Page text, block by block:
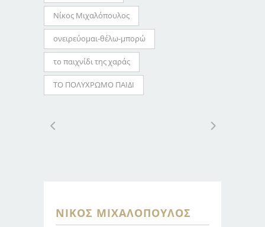
Νίκος Μιχαλόπουλος
ονειρεύομαι-θέλω-μπορώ
το παιχνίδι της χαράς
ΤΟ ΠΟΛΥΧΡΩΜΟ ΠΑΙΔΙ
ΝΊΚΟΣ ΜΙΧΑΛΌΠΟΥΛΟΣ